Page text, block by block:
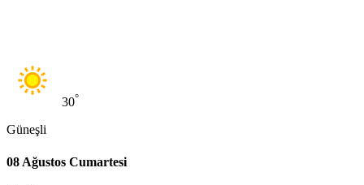
30°
Güneşli
08 Ağustos Cumartesi